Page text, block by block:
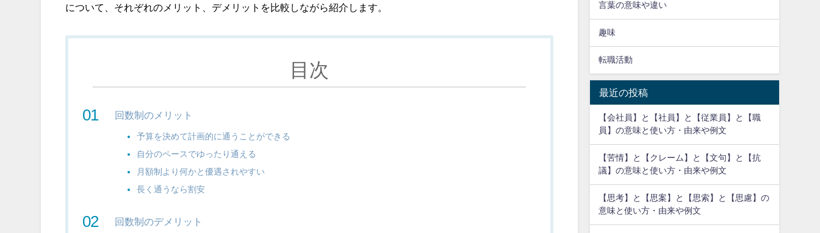
について、それぞれのメリット、デメリットを比較しながら紹介します。
目次
回数制のメリット
予算を決めて計画的に通うことができる
自分のペースでゆったり通える
月額制より何かと優遇されやすい
長く通うなら割安
回数制のデメリット
言葉の意味や違い
趣味
転職活動
最近の投稿
【会社員】と【社員】と【従業員】と【職
員】の意味と使い方・由来や例文
【苦情】と【クレーム】と【文句】と【抗
議】の意味と使い方・由来や例文
【思考】と【思案】と【思索】と【思慮】の
意味と使い方・由来や例文